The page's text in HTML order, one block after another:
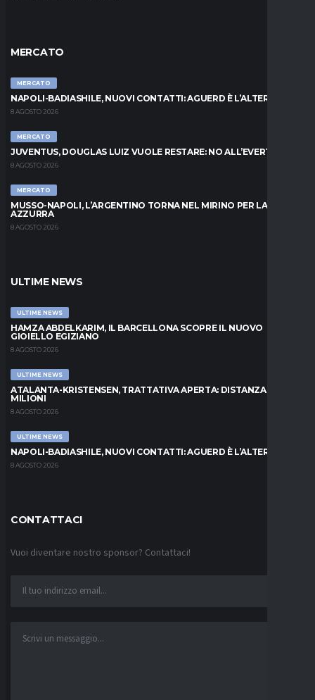
MERCATO
MERCATO
NAPOLI-BADIASHILE, NUOVI CONTATTI: AGUERD È L’ALTERNATIVA
8 AGOSTO 2026
MERCATO
JUVENTUS, DOUGLAS LUIZ VUOLE RESTARE: NO ALL’EVERTON
8 AGOSTO 2026
MERCATO
MUSSO-NAPOLI, L’ARGENTINO TORNA NEL MIRINO PER LA PORTA
AZZURRA
8 AGOSTO 2026
ULTIME NEWS
ULTIME NEWS
HAMZA ABDELKARIM, IL BARCELLONA SCOPRE IL NUOVO
GIOIELLO EGIZIANO
8 AGOSTO 2026
ULTIME NEWS
ATALANTA-KRISTENSEN, TRATTATIVA APERTA: DISTANZA DI 5
MILIONI
8 AGOSTO 2026
ULTIME NEWS
NAPOLI-BADIASHILE, NUOVI CONTATTI: AGUERD È L’ALTERNATIVA
8 AGOSTO 2026
CONTATTACI
Vuoi diventare nostro sponsor? Contattaci!